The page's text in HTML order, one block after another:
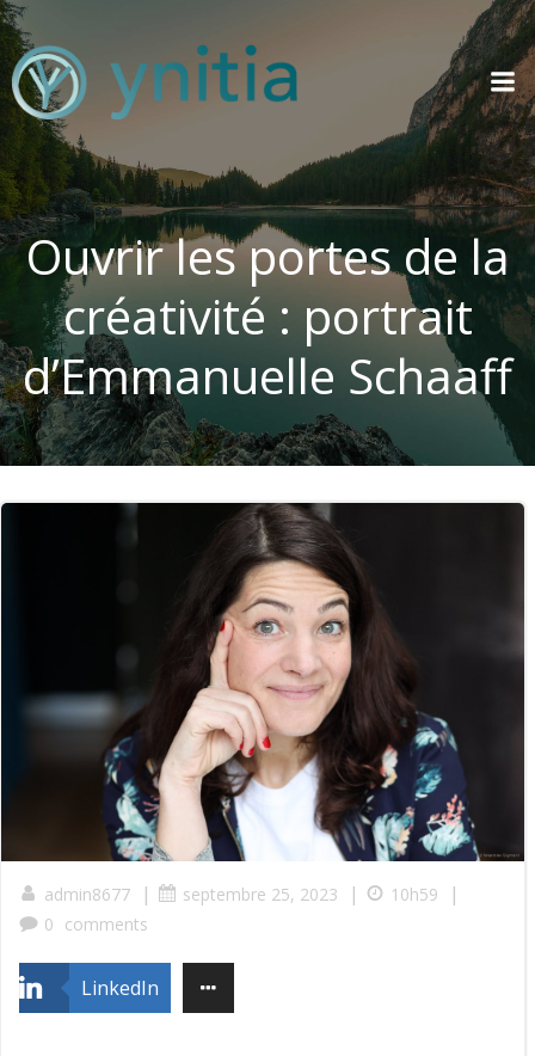
contenu
Ouvrir les portes de la
créativité : portrait
d’Emmanuelle Schaaff
admin8677 | septembre 25, 2023 | 10h59 |
0 comments
LinkedIn